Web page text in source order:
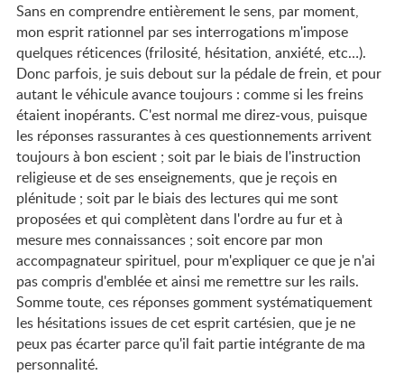
Sans en comprendre entièrement le sens, par moment,
mon esprit rationnel par ses interrogations m'impose
quelques réticences (frilosité, hésitation, anxiété, etc…).
Donc parfois, je suis debout sur la pédale de frein, et pour
autant le véhicule avance toujours : comme si les freins
étaient inopérants. C'est normal me direz-vous, puisque
les réponses rassurantes à ces questionnements arrivent
toujours à bon escient ; soit par le biais de l'instruction
religieuse et de ses enseignements, que je reçois en
plénitude ; soit par le biais des lectures qui me sont
proposées et qui complètent dans l'ordre au fur et à
mesure mes connaissances ; soit encore par mon
accompagnateur spirituel, pour m'expliquer ce que je n'ai
pas compris d'emblée et ainsi me remettre sur les rails.
Somme toute, ces réponses gomment systématiquement
les hésitations issues de cet esprit cartésien, que je ne
peux pas écarter parce qu'il fait partie intégrante de ma
personnalité.